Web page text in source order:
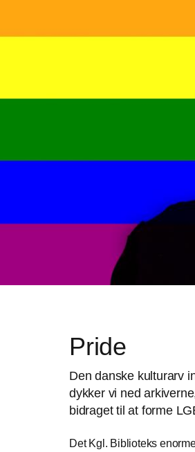
Pride
Den danske kulturarv
dykker vi ned
bidraget til at forme
Det Kgl. Biblioteks